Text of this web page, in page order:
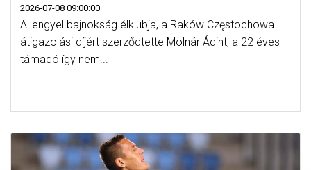
2026-07-08 09:00:00
A lengyel bajnokság élklubja, a Raków Częstochowa
átigazolási díjért szerződtette Molnár Ádint, a 22 éves
támadó így nem...